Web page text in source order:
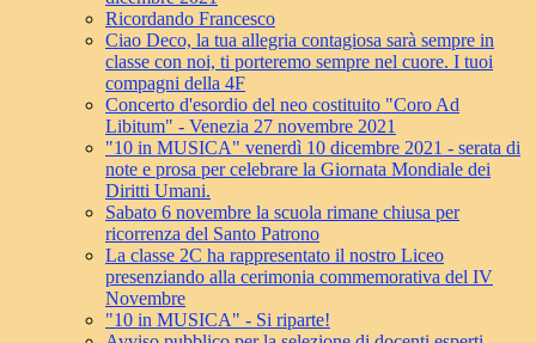
Ricordando Francesco
Ciao Deco, la tua allegria contagiosa sarà sempre in
classe con noi, ti porteremo sempre nel cuore. I tuoi
compagni della 4F
Concerto d'esordio del neo costituito "Coro Ad
Libitum" - Venezia 27 novembre 2021
"10 in MUSICA" venerdì 10 dicembre 2021 - serata di
note e prosa per celebrare la Giornata Mondiale dei
Diritti Umani.
Sabato 6 novembre la scuola rimane chiusa per
ricorrenza del Santo Patrono
La classe 2C ha rappresentato il nostro Liceo
presenziando alla cerimonia commemorativa del IV
Novembre
"10 in MUSICA" - Si riparte!